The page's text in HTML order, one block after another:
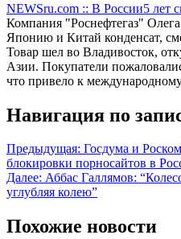
NEWSru.com :: В России5 лет
Компания "Роснефтегаз"
Японию и Китай конденсат,
Товар шел во Владивосток,
Азии. Покупатели
что привело к
Навигация по
Предыдущая: Госдума и
блокировки порносайтов в
Далее: Аббас Галлямов:
углубляя колею”
Похожие новости